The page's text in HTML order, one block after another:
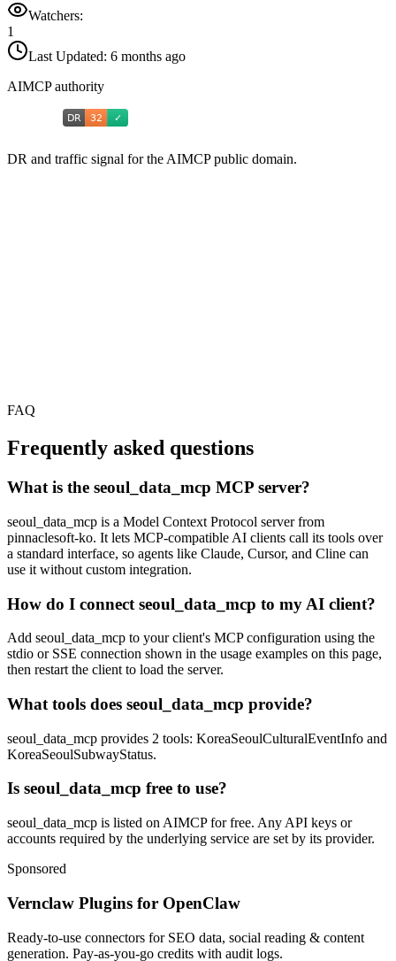
Watchers:
1
Last Updated: 6 months ago
AIMCP authority
DR and traffic signal for the AIMCP public domain.
FAQ
Frequently asked questions
What is the seoul_data_mcp MCP server?
seoul_data_mcp is a Model Context Protocol server from
pinnaclesoft-ko. It lets MCP-compatible AI clients call its tools over
a standard interface, so agents like Claude, Cursor, and Cline can
use it without custom integration.
How do I connect seoul_data_mcp to my AI client?
Add seoul_data_mcp to your client's MCP configuration using the
stdio or SSE connection shown in the usage examples on this page,
then restart the client to load the server.
What tools does seoul_data_mcp provide?
seoul_data_mcp provides 2 tools: KoreaSeoulCulturalEventInfo and
KoreaSeoulSubwayStatus.
Is seoul_data_mcp free to use?
seoul_data_mcp is listed on AIMCP for free. Any API keys or
accounts required by the underlying service are set by its provider.
Sponsored
Vernclaw Plugins for OpenClaw
Ready-to-use connectors for SEO data, social reading & content
generation. Pay-as-you-go credits with audit logs.